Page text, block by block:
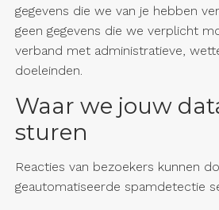
gegevens die we van je hebben
geen gegevens die we verplicht
verband met administratieve,
doeleinden.
Waar we jouw
sturen
Reacties van bezoekers kunnen
geautomatiseerde spamdetectie